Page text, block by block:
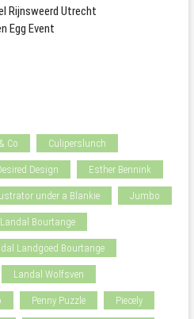
Rijnsweerd Utrecht
Egg Event
Co Culiperslunch
Design Esther Bennink
under a Blankie Jumbo
Landal Bourtange
Landgoed Bourtange
Landal Wolfsven
Penny Puzzle Piecely